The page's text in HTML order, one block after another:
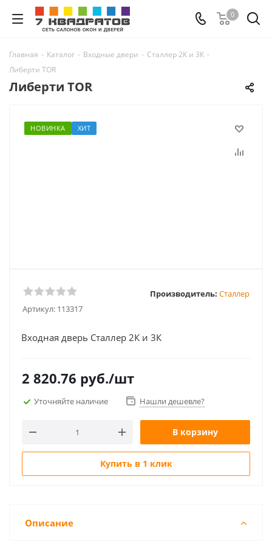
0
Главная - Каталог - Входные двери - Сталлер 2К и 3К -
Либерти TOR
Либерти TOR
НОВИНКА ХИТ
Артикул: 113317
Производитель: Сталлер
Входная дверь Сталлер 2К и 3К
2 820.76 руб./шт
Уточняйте наличие Нашли дешевле?
В корзину
Купить в 1 клик
Описание